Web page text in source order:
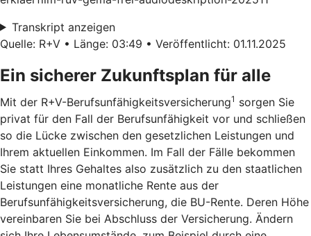
Transkript anzeigen
Quelle: R+V • Länge: 03:49 • Veröffentlicht: 01.11.2025
Ein sicherer Zukunftsplan für alle
Mit der R+V-Berufsunfähigkeitsversicherung1 sorgen Sie
privat für den Fall der Berufsunfähigkeit vor und schließen
so die Lücke zwischen den gesetzlichen Leistungen und
Ihrem aktuellen Einkommen. Im Fall der Fälle bekommen
Sie statt Ihres Gehaltes also zusätzlich zu den staatlichen
Leistungen eine monatliche Rente aus der
Berufsunfähigkeitsversicherung, die BU-Rente. Deren Höhe
vereinbaren Sie bei Abschluss der Versicherung. Ändern